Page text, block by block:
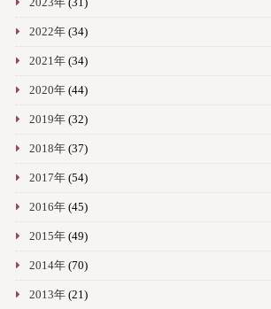
2023年(31)
2022年(34)
2021年(34)
2020年(44)
2019年(32)
2018年(37)
2017年(54)
2016年(45)
2015年(49)
2014年(70)
2013年(21)